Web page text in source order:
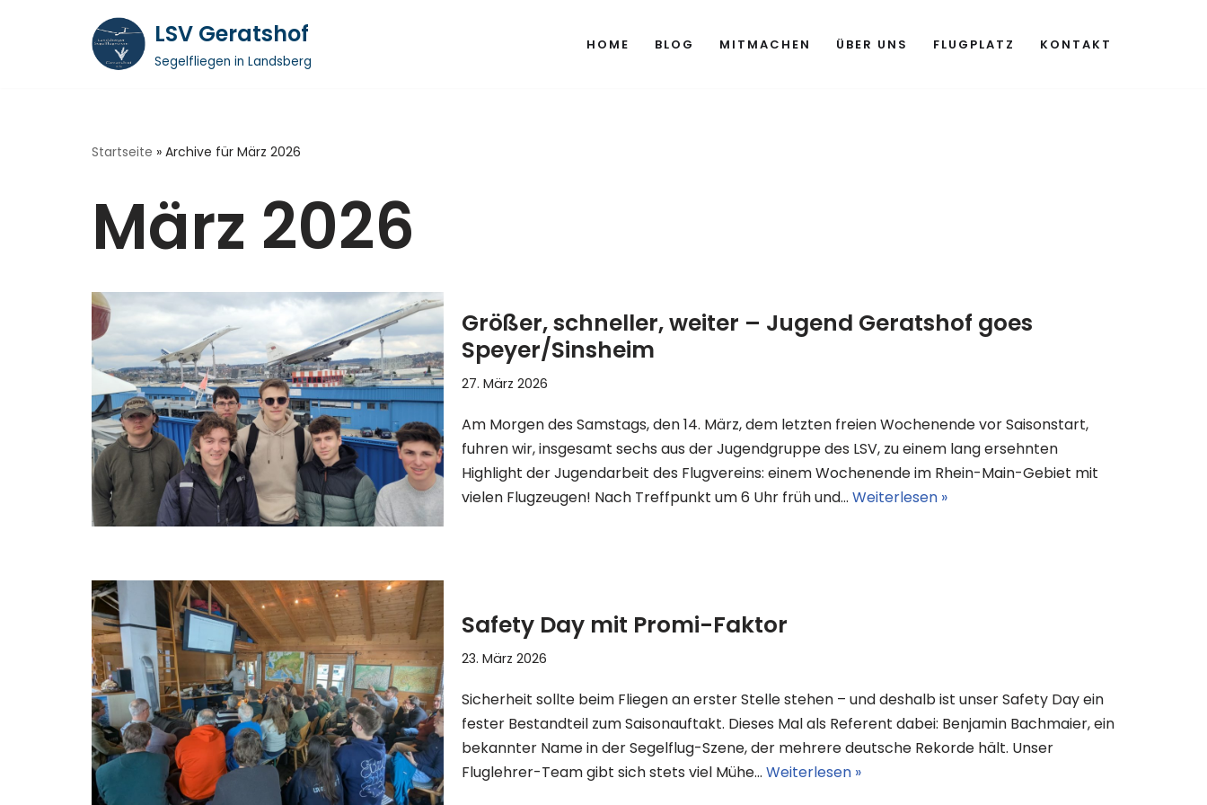
LSV Geratshof
Segelfliegen in Landsberg
HOME BLOG MITMACHEN ÜBER UNS FLUGPLATZ KONTAKT
Startseite » Archive für März 2026
März 2026
Größer, schneller, weiter – Jugend Geratshof goes
Speyer/Sinsheim
27. März 2026
Am Morgen des Samstags, den 14. März, dem letzten freien Wochenende vor Saisonstart,
fuhren wir, insgesamt sechs aus der Jugendgruppe des LSV, zu einem lang ersehnten
Highlight der Jugendarbeit des Flugvereins: einem Wochenende im Rhein-Main-Gebiet mit
vielen Flugzeugen! Nach Treffpunkt um 6 Uhr früh und… Weiterlesen »
Safety Day mit Promi-Faktor
23. März 2026
Sicherheit sollte beim Fliegen an erster Stelle stehen – und deshalb ist unser Safety Day ein
fester Bestandteil zum Saisonauftakt. Dieses Mal als Referent dabei: Benjamin Bachmaier, ein
bekannter Name in der Segelflug-Szene, der mehrere deutsche Rekorde hält. Unser
Fluglehrer-Team gibt sich stets viel Mühe… Weiterlesen »